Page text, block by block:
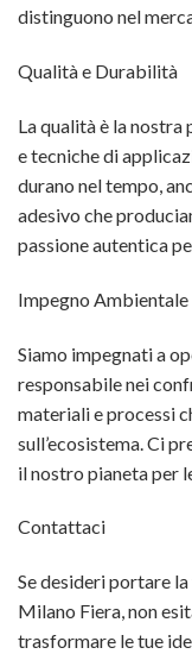
distinguono nel
Qualità e Durabilità
La qualità è la
e tecniche di
durano nel tempo,
adesivo che
passione autentica
Impegno Ambientale
Siamo impegnati a
responsabile nei
materiali e processi
sull’ecosistema. Ci
il nostro pianeta per
Contattaci
Se desideri portare
Milano Fiera, non
trasformare le tue